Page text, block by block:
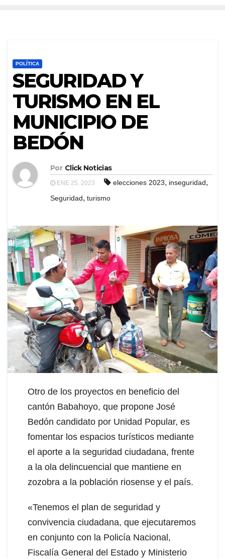
POLÍTICA
SEGURIDAD Y
TURISMO EN EL
MUNICIPIO DE
BEDÓN
Por Click Noticias
ENE 25, 2023 elecciones 2023, inseguridad,
Seguridad, turismo
Otro de los proyectos en beneficio del
cantón Babahoyo, que propone José
Bedón candidato por Unidad Popular, es
fomentar los espacios turísticos mediante
el aporte a la seguridad ciudadana, frente
a la ola delincuencial que mantiene en
zozobra a la población riosense y el país.
«Tenemos el plan de seguridad y
convivencia ciudadana, que ejecutaremos
en conjunto con la Policía Nacional,
Fiscalía General del Estado y Ministerio